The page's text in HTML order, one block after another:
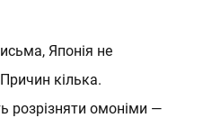
Японія не
кілька.
розрізняти омоніми —